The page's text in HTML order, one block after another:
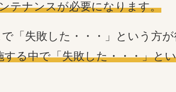
テナンスが必要になります。
「失敗した・・・」という方が
る中で「失敗した・・・」と